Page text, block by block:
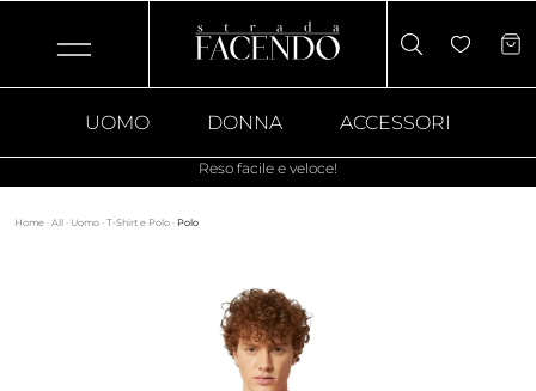
UOMO DONNA ACCESSORI
Reso facile e veloce!
Home · All · Uomo · T-Shirt e Polo · Polo